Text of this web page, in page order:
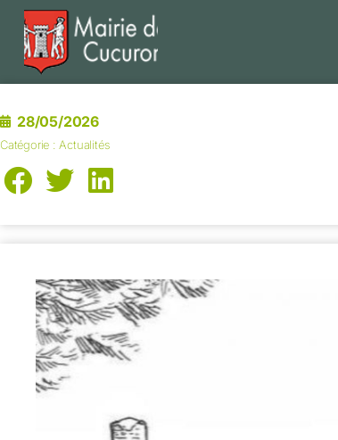
28/05/2026
Catégorie :Actualités